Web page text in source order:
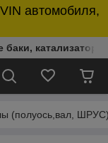
автомобиля,
(полуось,вал,